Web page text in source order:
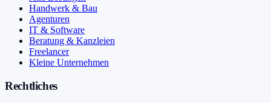
Handwerk & Bau
Agenturen
IT & Software
Beratung & Kanzleien
Freelancer
Kleine Unternehmen
Rechtliches